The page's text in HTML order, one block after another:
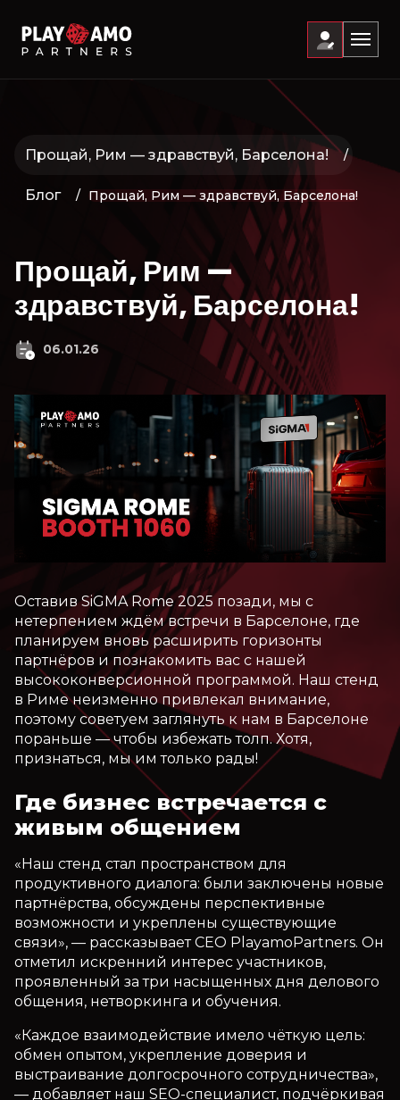
Прощай, Рим — здравствуй, Барселона!
Блог Прощай, Рим — здравствуй, Барселона!
Прощай, Рим —
здравствуй, Барселона!
06.01.26
Оставив SiGMA Rome 2025 позади, мы с
нетерпением ждём встречи в Барселоне, где
планируем вновь расширить горизонты
партнёров и познакомить вас с нашей
высококонверсионной программой. Наш стенд
в Риме неизменно привлекал внимание,
поэтому советуем заглянуть к нам в Барселоне
пораньше — чтобы избежать толп. Хотя,
признаться, мы им только рады!
Где бизнес встречается с
живым общением
«Наш стенд стал пространством для
продуктивного диалога: были заключены новые
партнёрства, обсуждены перспективные
возможности и укреплены существующие
связи», — рассказывает CEO PlayamoPartners. Он
отметил искренний интерес участников,
проявленный за три насыщенных дня делового
общения, нетворкинга и обучения.
«Каждое взаимодействие имело чёткую цель:
обмен опытом, укрепление доверия и
выстраивание долгосрочного сотрудничества»,
— добавляет наш SEO-специалист, подчёркивая